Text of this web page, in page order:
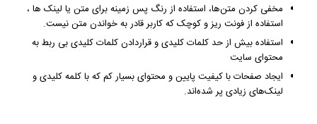
مخفی کردن متن‌ها، استفاده از رنگ پس زمینه برای متن یا لینک ها ،
استفاده از فونت ریز و کوچک که کاربر قادر به خواندن متن نیست.
استفاده بیش از حد کلمات کلیدی و قراردادن کلمات کلیدی بی ربط به
محتوای سایت
ایجاد صفحات با کیفیت پایین و محتوای بسیار کم که با کلمه کلیدی و
لینک‌های زیادی پر شده‌اند.